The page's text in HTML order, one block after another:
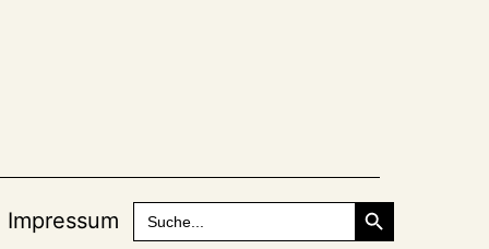
Impressum
Search
for:
Search Button